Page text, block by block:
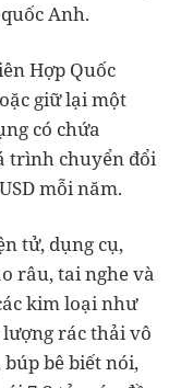
Anh.
Hợp Quốc
giữ lại một
có chứa
trình chuyển đổi
mỗi năm.
tử, dụng cụ,
râu, tai nghe và
kim loại như
rác thải vô
bê biết nói,